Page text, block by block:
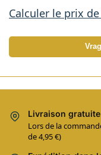
Calculer le prix
Livraison gratuite
Lors de la
de 4,95 €)